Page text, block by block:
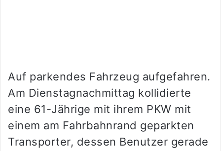
Auf parkendes Fahrzeug aufgefahren.
Am Dienstagnachmittag kollidierte
eine 61-Jährige mit ihrem PKW mit
einem am Fahrbahnrand geparkten
Transporter, dessen Benutzer gerade